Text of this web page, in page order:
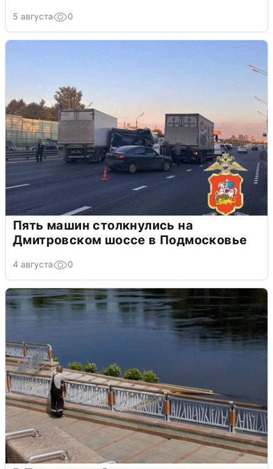
5 августа 0
Пять машин столкнулись на
Дмитровском шоссе в Подмосковье
4 августа 0